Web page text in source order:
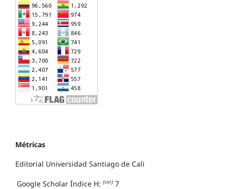
Métricas
Editorial Universidad Santiago de Cali
Google Scholar Índice H: (ver) 7